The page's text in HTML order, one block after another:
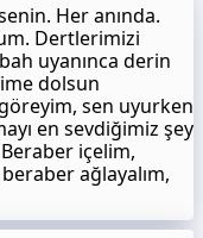
Her anında.
Dertlerimizi
uyanınca derin
dolsun
sen uyurken
en sevdiğimiz şey
içelim,
ağlayalım,